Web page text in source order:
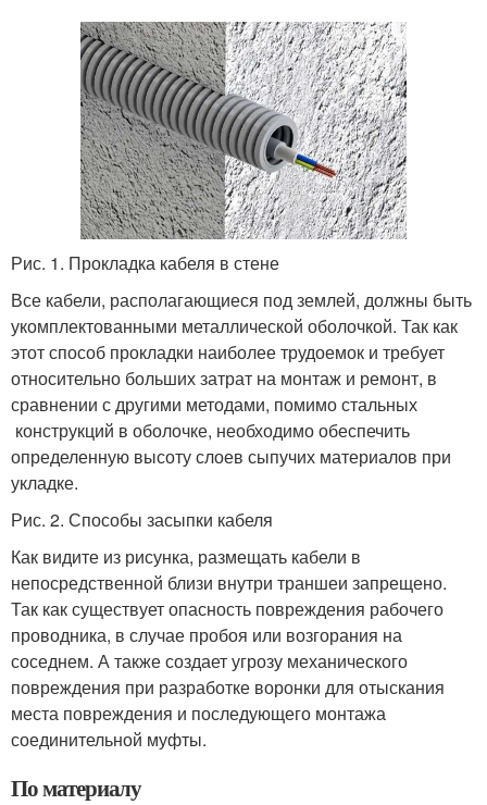
Рис. 1. Прокладка кабеля в стене
Все кабели, располагающиеся под землей, должны быть
укомплектованными металлической оболочкой. Так как
этот способ прокладки наиболее трудоемок и требует
относительно больших затрат на монтаж и ремонт, в
сравнении с другими методами, помимо стальных
конструкций в оболочке, необходимо обеспечить
определенную высоту слоев сыпучих материалов при
укладке.
Рис. 2. Способы засыпки кабеля
Как видите из рисунка, размещать кабели в
непосредственной близи внутри траншеи запрещено.
Так как существует опасность повреждения рабочего
проводника, в случае пробоя или возгорания на
соседнем. А также создает угрозу механического
повреждения при разработке воронки для отыскания
места повреждения и последующего монтажа
соединительной муфты.
По материалу